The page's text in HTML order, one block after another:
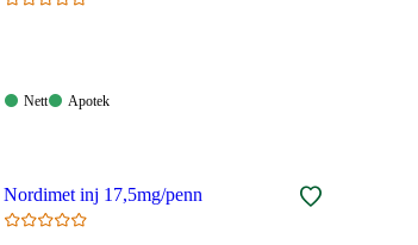
Nett:
Nett
Apotek:
Apotek
Nordimet inj 17,5mg/penn